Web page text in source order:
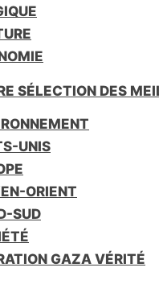
SÉLECTION DES
UNIS
ORIENT
SUD
GAZA VÉRITÉ